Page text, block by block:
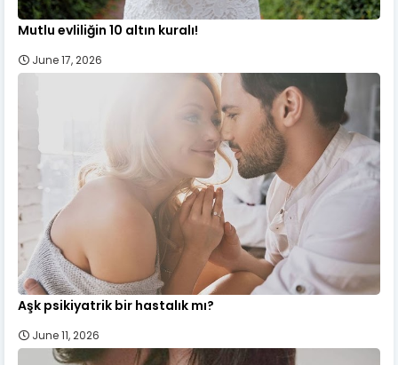
Mutlu evliliğin 10 altın kuralı!
June 17, 2026
Aşk psikiyatrik bir hastalık mı?
June 11, 2026